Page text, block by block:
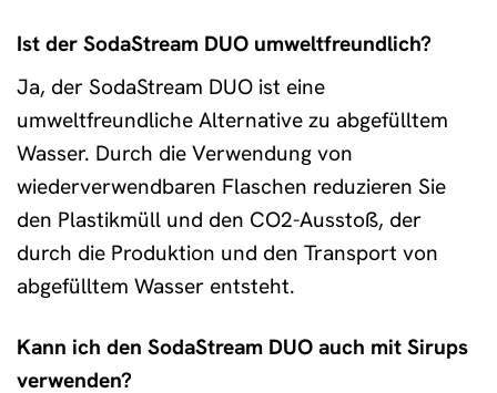
Ist der SodaStream DUO umweltfreundlich?
Ja, der SodaStream DUO ist eine
umweltfreundliche Alternative zu abgefülltem
Wasser. Durch die Verwendung von
wiederverwendbaren Flaschen reduzieren Sie
den Plastikmüll und den CO2-Ausstoß, der
durch die Produktion und den Transport von
abgefülltem Wasser entsteht.
Kann ich den SodaStream DUO auch mit Sirups
verwenden?